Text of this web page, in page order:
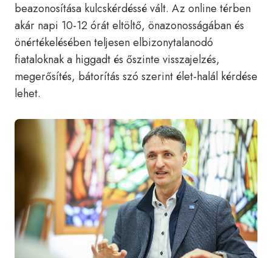
beazonosítása kulcskérdéssé vált. Az online térben
akár napi 10-12 órát eltöltő, önazonosságában és
önértékelésében teljesen elbizonytalanodó
fiataloknak a higgadt és őszinte visszajelzés,
megerősítés, bátorítás szó szerint élet-halál kérdése
lehet.